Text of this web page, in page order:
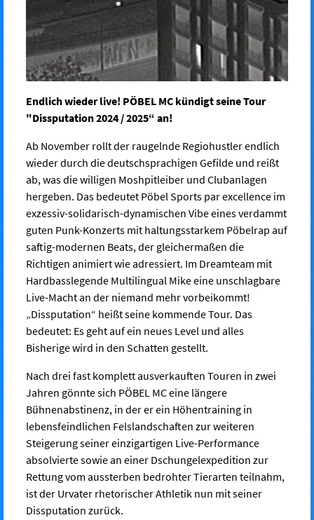
Endlich wieder live! PÖBEL MC kündigt seine Tour
"Dissputation 2024 / 2025“ an!
Ab November rollt der raugelnde Regiohustler endlich
wieder durch die deutschsprachigen Gefilde und reißt
ab, was die willigen Moshpitleiber und Clubanlagen
hergeben. Das bedeutet Pöbel Sports par excellence im
exzessiv-solidarisch-dynamischen Vibe eines verdammt
guten Punk-Konzerts mit haltungsstarkem Pöbelrap auf
saftig-modernen Beats, der gleichermaßen die
Richtigen animiert wie adressiert. Im Dreamteam mit
Hardbasslegende Multilingual Mike eine unschlagbare
Live-Macht an der niemand mehr vorbeikommt!
„Dissputation“ heißt seine kommende Tour. Das
bedeutet: Es geht auf ein neues Level und alles
Bisherige wird in den Schatten gestellt.
Nach drei fast komplett ausverkauften Touren in zwei
Jahren gönnte sich PÖBEL MC eine längere
Bühnenabstinenz, in der er ein Höhentraining in
lebensfeindlichen Felslandschaften zur weiteren
Steigerung seiner einzigartigen Live-Performance
absolvierte sowie an einer Dschungelexpedition zur
Rettung vom aussterben bedrohter Tierarten teilnahm,
ist der Urvater rhetorischer Athletik nun mit seiner
Dissputation zurück.